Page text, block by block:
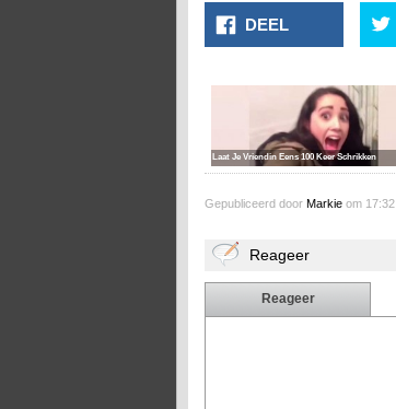
DEEL
Laat Je Vriendin Eens 100 Keer Schrikken
Gepubliceerd door Markie om 17:32
Reageer
Reageer